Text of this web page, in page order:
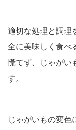
適切な処理と調理
全に美味しく食べ
慌てず、じゃがい
す。
じゃがいもの変色